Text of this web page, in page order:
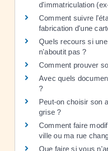
d'immatriculation
Comment suivre
fabrication d'une
Quels recours si
n'aboutit pas ?
Comment prouver
Avec quels
?
Peut-on choisir son
grise ?
Comment faire
ville ou ma rue
Que faire si vous